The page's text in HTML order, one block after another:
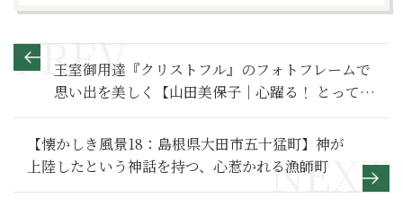
王室御用達『クリストフル』のフォトフレームで
思い出を美しく【山田美保子｜心躍る！ とってお
きの手土産】
【懐かしき風景18：島根県大田市五十猛町】神が
上陸したという神話を持つ、心惹かれる漁師町